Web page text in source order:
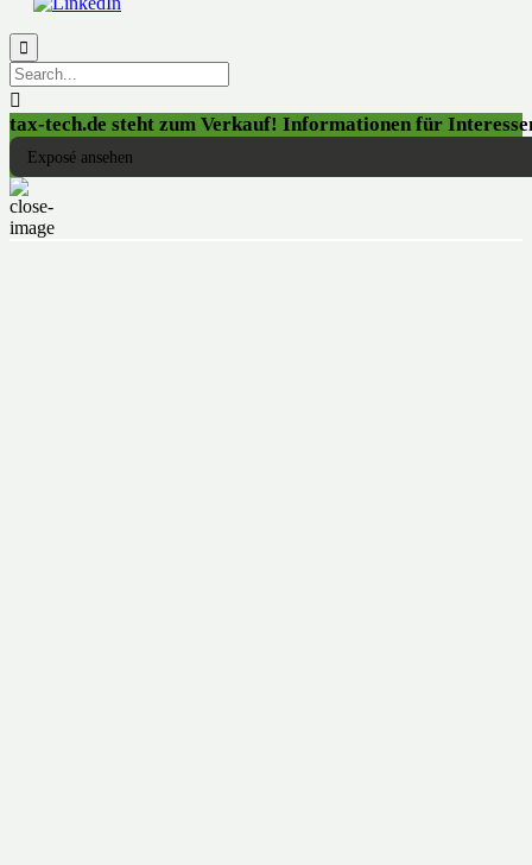


tax-tech.de steht zum Verkauf! Informationen für
Exposé ansehen